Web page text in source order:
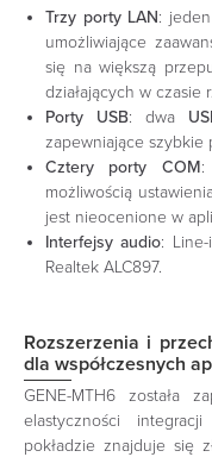
Trzy porty LAN: jeden
umożliwiające
się na większą
działających w czasie
Porty USB: dwa
zapewniające szybkie
Cztery porty COM:
możliwością
jest nieocenione w
Interfejsy audio:
Realtek ALC897. ​
Rozszerzenia i
dla współczesnych
GENE-MTH6 została
elastyczności
pokładzie znajduje się